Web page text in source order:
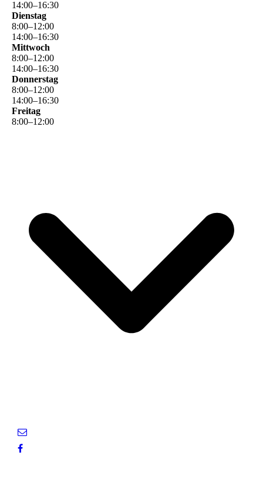
14:00–16:30
Dienstag
8:00–12:00
14:00–16:30
Mittwoch
8:00–12:00
14:00–16:30
Donnerstag
8:00–12:00
14:00–16:30
Freitag
8:00–12:00